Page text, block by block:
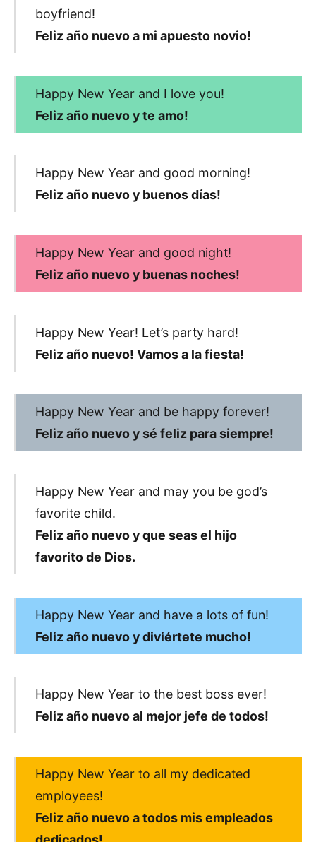
boyfriend!
Feliz año nuevo a mi apuesto novio!
Happy New Year and I love you!
Feliz año nuevo y te amo!
Happy New Year and good morning!
Feliz año nuevo y buenos días!
Happy New Year and good night!
Feliz año nuevo y buenas noches!
Happy New Year! Let’s party hard!
Feliz año nuevo! Vamos a la fiesta!
Happy New Year and be happy forever!
Feliz año nuevo y sé feliz para siempre!
Happy New Year and may you be god’s
favorite child.
Feliz año nuevo y que seas el hijo
favorito de Dios.
Happy New Year and have a lots of fun!
Feliz año nuevo y diviértete mucho!
Happy New Year to the best boss ever!
Feliz año nuevo al mejor jefe de todos!
Happy New Year to all my dedicated
employees!
Feliz año nuevo a todos mis empleados